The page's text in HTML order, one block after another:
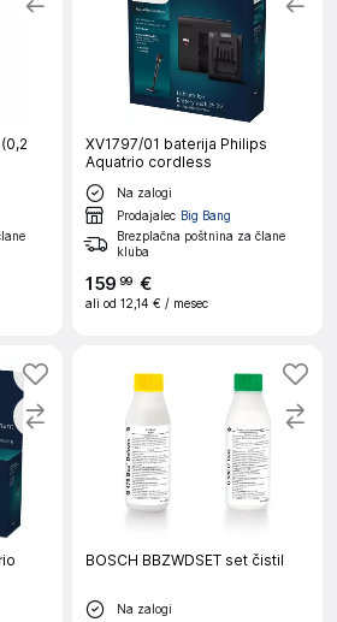
XV1797/01 baterija Philips
Aquatrio cordless
Na zalogi
Prodajalec Big Bang
Brezplačna poštnina za člane
kluba
159 99 €
ali od 12,14 € / mesec
BOSCH BBZWDSET set čistil
Na zalogi